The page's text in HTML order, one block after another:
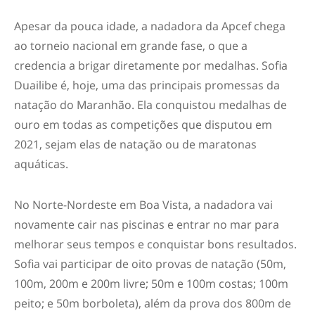
Apesar da pouca idade, a nadadora da Apcef chega
ao torneio nacional em grande fase, o que a
credencia a brigar diretamente por medalhas. Sofia
Duailibe é, hoje, uma das principais promessas da
natação do Maranhão. Ela conquistou medalhas de
ouro em todas as competições que disputou em
2021, sejam elas de natação ou de maratonas
aquáticas.
No Norte-Nordeste em Boa Vista, a nadadora vai
novamente cair nas piscinas e entrar no mar para
melhorar seus tempos e conquistar bons resultados.
Sofia vai participar de oito provas de natação (50m,
100m, 200m e 200m livre; 50m e 100m costas; 100m
peito; e 50m borboleta), além da prova dos 800m de